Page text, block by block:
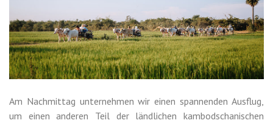
Am Nachmittag unternehmen wir einen spannenden Ausflug,
um einen anderen Teil der ländlichen kambodschanischen